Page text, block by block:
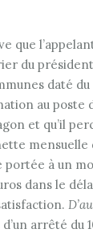
que
du
daté du
au poste
et qu’il
mensuelle
portée à un
dans le
arrêté du